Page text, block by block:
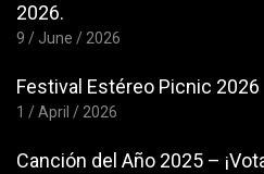
2026.
9 / June / 2026
Festival Estéreo Picnic 2026
1 / April / 2026
Canción del Año 2025 –